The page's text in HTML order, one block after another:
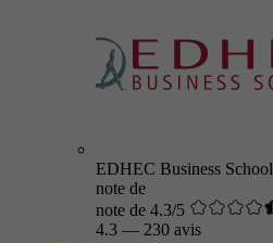
EDHEC Business
note de
note de 4.3/5
4.3 — 230 avis